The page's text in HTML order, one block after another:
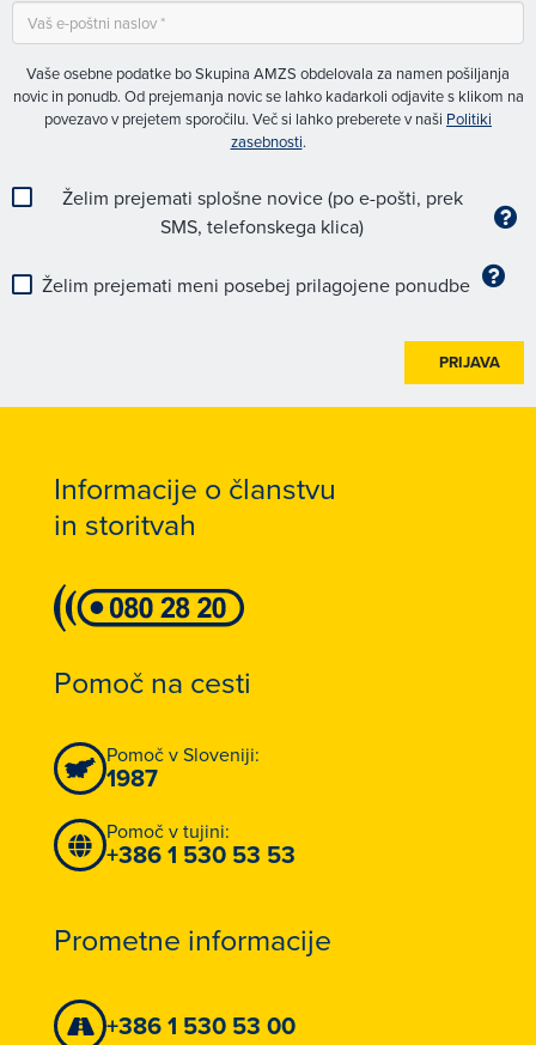
Vaše osebne podatke bo Skupina AMZS obdelovala za namen pošiljanja
novic in ponudb. Od prejemanja novic se lahko kadarkoli odjavite s klikom na
povezavo v prejetem sporočilu. Več si lahko preberete v naši Politiki
zasebnosti.
Želim prejemati splošne novice (po e-pošti, prek
SMS, telefonskega klica)
Želim prejemati meni posebej prilagojene ponudbe
PRIJAVA
Informacije o članstvu
in storitvah
Pomoč na cesti
Pomoč v Sloveniji:
1987
Pomoč v tujini:
+386 1 530 53 53
Prometne informacije
+386 1 530 53 00